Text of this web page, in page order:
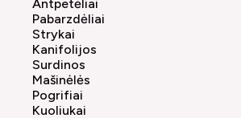
Antpetėliai
Pabarzdėliai
Strykai
Kanifolijos
Surdinos
Mašinėlės
Pogrifiai
Kuoliukai